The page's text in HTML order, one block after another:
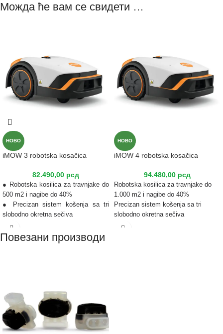
Можда ће вам се свидети …
НОВО
iMOW 3 robotska kosačica
82.490,00 рсд
● Robotska kosilica za travnjake do
500 m2 i nagibe do 40%
● Precizan sistem košenja sa tri
slobodno okretna sečiva
● Promenljiva zahvaljujući
višestepenom mehaničkom
podešavanju visine košenja
НОВО
iMOW 4 robotska kosačica
94.480,00 рсд
Robotska kosilica za travnjake do
1.000 m2 i nagibe do 40%
Precizan sistem košenja sa tri
slobodno okretna sečiva
Promenljiva zahvaljujući
Повезани производи